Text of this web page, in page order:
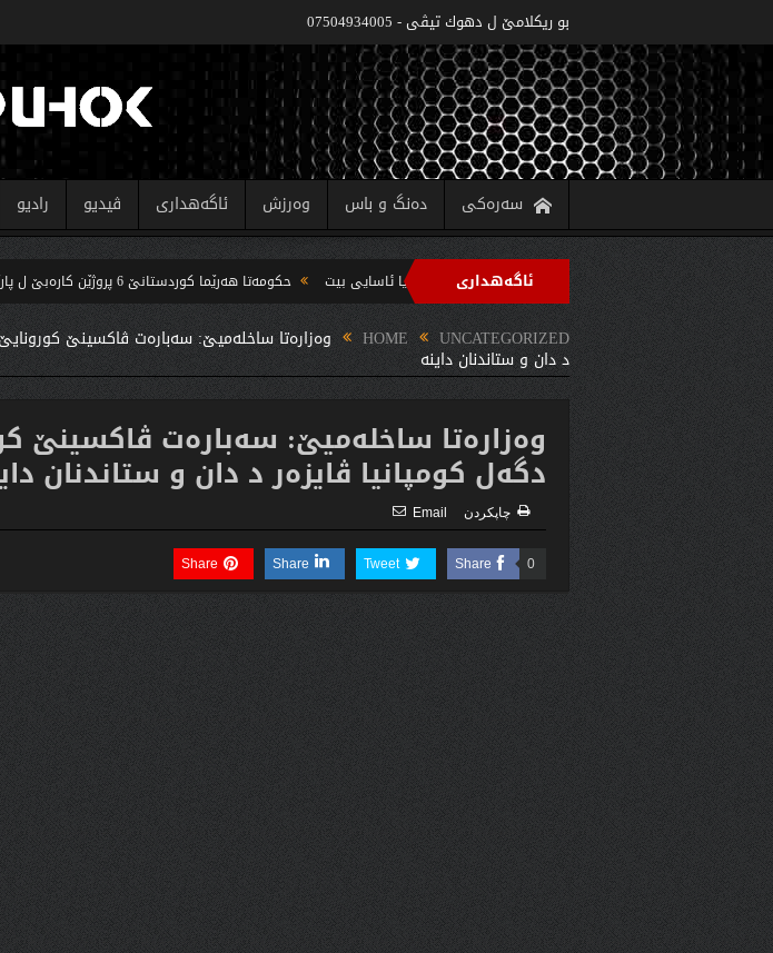
بو ريكلامێ ل دهوك تیڤی - 07504934005
سەرەکی دەنگ و باس وەرزش ئاگەهداری ڤیدیو رادیو
ئاگەهداری په‌روه‌ردێ: ده‌واما سالا خواندنێ 2022/2021 دێ یا ئاسایى بیت حکومەتا هەرێما کوردستانێ 6 پروژێن کارەبێ ل پارێزگەها دهوکێ هنارتنه‌ قوناغا بجهئینانێ
سه‌رپه‌رشتیا مه‌سرور بارزانى جڤاتا وه‌زیران كومبوو و چه‌ندین بریار ده‌رئێخستن
HOME UNCATEGORIZED وه‌زاره‌تا ساخله‌میێ: سه‌باره‌ت ڤاكسینێ كورونایێ
د دان و ستاندنان داینه‌
وه‌زاره‌تا ساخله‌میێ: سه‌باره‌ت ڤاكسینێ
دگه‌ل كومپانیا ڤایزه‌ر د دان و ستاندنان
چاپكردن Email
Share 0
Tweet
Share
Share